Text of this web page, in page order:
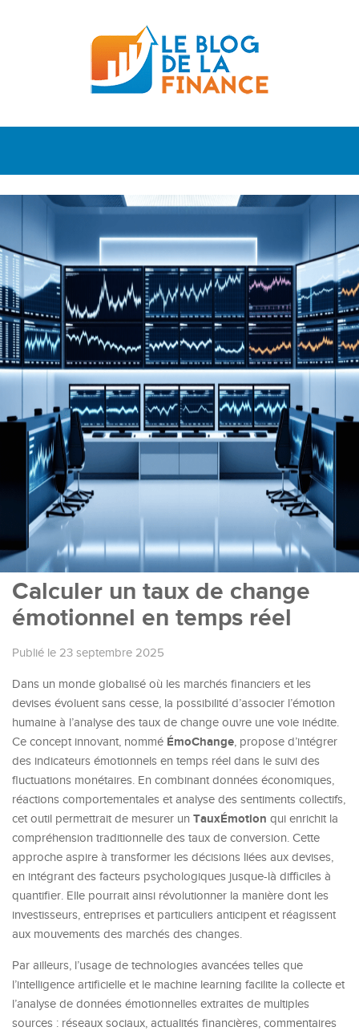
Calculer un taux de change
émotionnel en temps réel
Publié le 23 septembre 2025
Dans un monde globalisé où les marchés financiers et les
devises évoluent sans cesse, la possibilité d’associer l’émotion
humaine à l’analyse des taux de change ouvre une voie inédite.
Ce concept innovant, nommé ÉmoChange, propose d’intégrer
des indicateurs émotionnels en temps réel dans le suivi des
fluctuations monétaires. En combinant données économiques,
réactions comportementales et analyse des sentiments collectifs,
cet outil permettrait de mesurer un TauxÉmotion qui enrichit la
compréhension traditionnelle des taux de conversion. Cette
approche aspire à transformer les décisions liées aux devises,
en intégrant des facteurs psychologiques jusque-là difficiles à
quantifier. Elle pourrait ainsi révolutionner la manière dont les
investisseurs, entreprises et particuliers anticipent et réagissent
aux mouvements des marchés des changes.
Par ailleurs, l’usage de technologies avancées telles que
l’intelligence artificielle et le machine learning facilite la collecte et
l’analyse de données émotionnelles extraites de multiples
sources : réseaux sociaux, actualités financières, commentaires